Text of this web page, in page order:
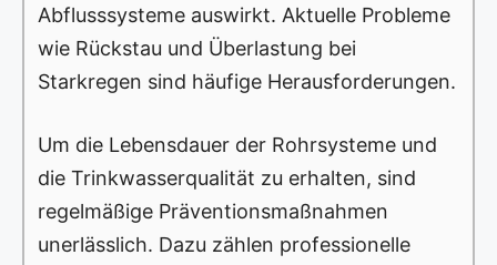
Abflusssysteme auswirkt. Aktuelle Probleme
wie Rückstau und Überlastung bei
Starkregen sind häufige Herausforderungen.
Um die Lebensdauer der Rohrsysteme und
die Trinkwasserqualität zu erhalten, sind
regelmäßige Präventionsmaßnahmen
unerlässlich. Dazu zählen professionelle